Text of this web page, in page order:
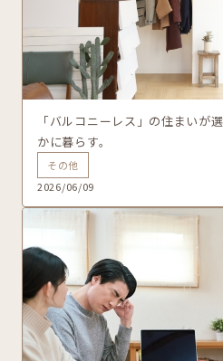
「バルコニーレス」の住まい
かに暮らす。
その他
2026/06/09